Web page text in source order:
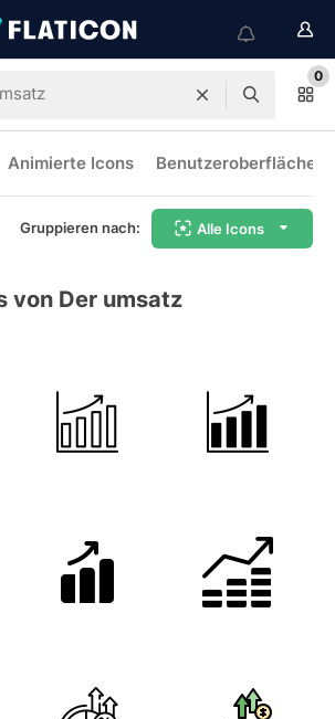
0
Animierte Icons
Gruppieren nach: Alle Icons
von Der umsatz